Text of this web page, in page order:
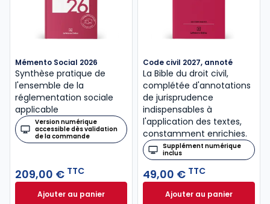
Mémento Social 2026
Synthèse pratique de
l'ensemble de la
réglementation sociale
applicable
Version numérique
accessible dès validation
de la commande
209,00 € TTC
Ajouter au panierMémento Social 2026 à 209,00 € TTC
Code civil 2027, annoté
La Bible du droit civil,
complétée d'annotations
de jurisprudence
indispensables à
l'application des textes,
constamment enrichies.
Supplément numérique
inclus
49,00 € TTC
Ajouter au panier
Code civil 2027,